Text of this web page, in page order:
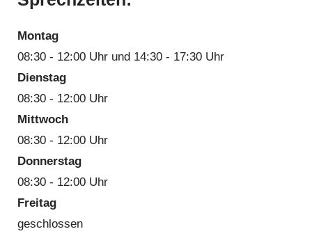
Montag
08:30 - 12:00 Uhr und 14:30 - 17:30 Uhr
Dienstag
08:30 - 12:00 Uhr
Mittwoch
08:30 - 12:00 Uhr
Donnerstag
08:30 - 12:00 Uhr
Freitag
geschlossen